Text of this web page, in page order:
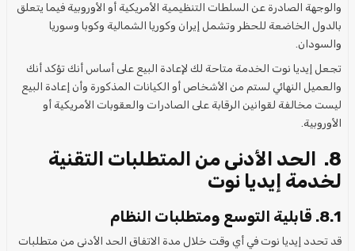
والوجهة الصادرة عن السلطات التنظيمية الأمريكية أو الأوروبية فيما يتعلق
بالدول الخاضعة للحظر وتشمل إيران وكوريا الشمالية وكوبا وسوريا
والسودان.
تجعل إيديا نوت الخدمة متاحة لك لإعادة البيع على أساس أنك تؤكد أنك
والعميل النهائي لستم من الأشخاص أو الكيانات المذكورة وأن إعادة البيع
ليست مخالفة لقوانين الرقابة على الصادرات والعقوبات الأمريكية أو
الأوروبية.
8. الحد الأدنى من المتطلبات التقنية
لخدمة إيديا نوت
8.1. قابلية التوسع ومتطلبات النظام
قد تحدد إيديا نوت في أي وقت خلال مدة الاتفاق الحد الأدنى من متطلبات